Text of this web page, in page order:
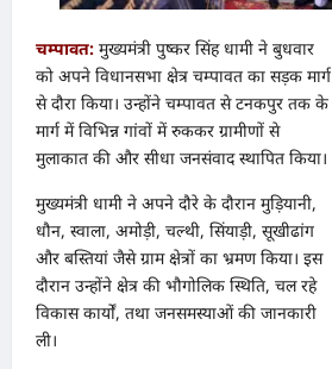
चम्पावत: मुख्यमंत्री पुष्कर सिंह धामी ने बुधवार
को अपने विधानसभा क्षेत्र चम्पावत का सड़क मार्ग
से दौरा किया। उन्होंने चम्पावत से टनकपुर तक के
मार्ग में विभिन्न गांवों में रुककर ग्रामीणों से
मुलाकात की और सीधा जनसंवाद स्थापित किया।
मुख्यमंत्री धामी ने अपने दौरे के दौरान मुड़ियानी,
धौन, स्वाला, अमोड़ी, चल्थी, सिंयाड़ी, सूखीढांग
और बस्तियां जैसे ग्राम क्षेत्रों का भ्रमण किया। इस
दौरान उन्होंने क्षेत्र की भौगोलिक स्थिति, चल रहे
विकास कार्यों, तथा जनसमस्याओं की जानकारी
ली।